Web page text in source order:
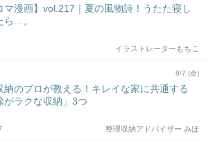
マ漫画】vol.217｜夏の風物詩！うたた寝し
ら…。
イラストレーターもちこ
8/7 (金)
納のプロが教える！キレイな家に共通する
がラクな収納」3つ
整理収納アドバイザー みほ